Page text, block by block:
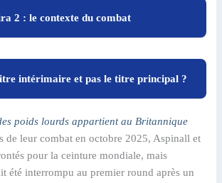
2 : le contexte du combat
intérimaire et pas le titre principal ?
poids lourds appartient au Britannique
de leur combat en octobre 2025, Aspinall et
pour la ceinture mondiale, mais
été interrompu au premier round après un